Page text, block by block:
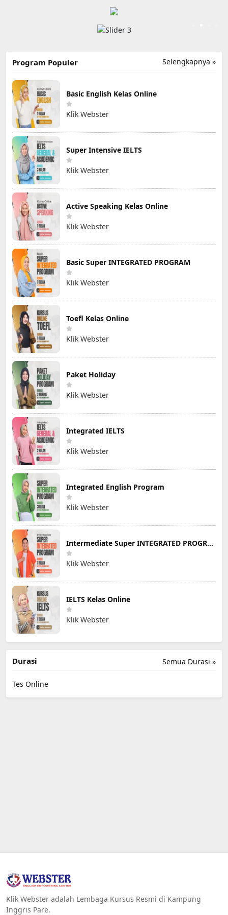
Selengkapnya »
Program Populer
Basic English Kelas Online
Klik Webster
Super Intensive IELTS
Klik Webster
Active Speaking Kelas Online
Klik Webster
Basic Super INTEGRATED PROGRAM
Klik Webster
Toefl Kelas Online
Klik Webster
Paket Holiday
Klik Webster
Integrated IELTS
Klik Webster
Integrated English Program
Klik Webster
Intermediate Super INTEGRATED PROGRAM
Klik Webster
IELTS Kelas Online
Klik Webster
Semua Durasi »
Durasi
Tes Online
Klik Webster adalah Lembaga Kursus Resmi di Kampung
Inggris Pare.